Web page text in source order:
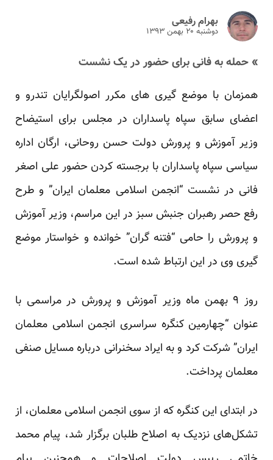
بهرام رفیعی
دوشنبه ۲۰ بهمن ۱۳۹۳
» حمله به فانی برای حضور در یک نشست
همزمان با موضع گیری های مکرر اصولگرایان تندرو و
اعضای سابق سپاه پاسداران در مجلس برای استیضاح
وزیر آموزش و پرورش دولت حسن روحانی، ارگان اداره
سیاسی سپاه پاسداران با برجسته کردن حضور علی اصغر
فانی در نشست “انجمن اسلامی معلمان ایران” و طرح
رفع حصر رهبران جنبش سبز در این مراسم، وزیر آموزش
و پرورش را حامی “فتنه گران” خوانده و خواستار موضع
گیری وی در این ارتباط شده است.
روز ۹ بهمن ماه وزیر آموزش و پرورش در مراسمی با
عنوان “چهارمین کنگره سراسری انجمن اسلامی معلمان
ایران” شرکت کرد و به ایراد سخنرانی درباره مسایل صنفی
معلمان پرداخت.
در ابتدای این کنگره که از سوی انجمن اسلامی معلمان، از
تشکل‌های نزدیک به اصلاح طلبان برگزار شد، پیام محمد